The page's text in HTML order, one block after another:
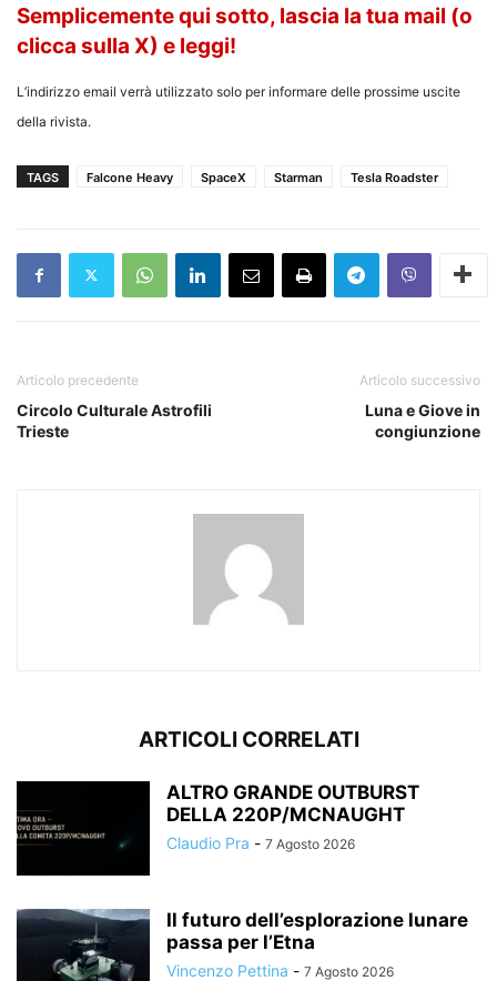
Semplicemente qui sotto, lascia la tua mail (o
clicca sulla X) e leggi!
L’indirizzo email verrà utilizzato solo per informare delle prossime uscite
della rivista.
TAGS Falcone Heavy SpaceX Starman Tesla Roadster
Articolo precedente
Circolo Culturale Astrofili
Trieste
Articolo successivo
Luna e Giove in
congiunzione
ARTICOLI CORRELATI
ALTRO GRANDE OUTBURST
DELLA 220P/MCNAUGHT
Claudio Pra - 7 Agosto 2026
Il futuro dell’esplorazione lunare
passa per l’Etna
Vincenzo Pettina - 7 Agosto 2026